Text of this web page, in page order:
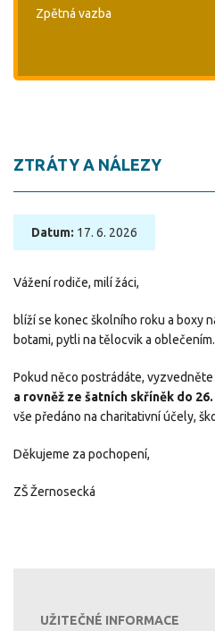
Zpětná vazba
ZTRÁTY A NÁLEZY
Datum: 17. 6. 2026
Vážení rodiče, milí žáci,
blíží se konec školního roku a boxy
botami, pytli na tělocvik a oblečením.
Pokud něco postrádáte, vyzvedněte
a rovněž ze šatních skříněk do 26.
vše předáno na charitativní účely,
Děkujeme za pochopení,
ZŠ Žernosecká
UŽITEČNÉ INFORMACE